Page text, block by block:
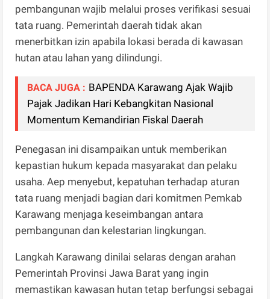
pembangunan wajib melalui proses verifikasi sesuai
tata ruang. Pemerintah daerah tidak akan
menerbitkan izin apabila lokasi berada di kawasan
hutan atau lahan yang dilindungi.
BACA JUGA : BAPENDA Karawang Ajak Wajib
Pajak Jadikan Hari Kebangkitan Nasional
Momentum Kemandirian Fiskal Daerah
Penegasan ini disampaikan untuk memberikan
kepastian hukum kepada masyarakat dan pelaku
usaha. Aep menyebut, kepatuhan terhadap aturan
tata ruang menjadi bagian dari komitmen Pemkab
Karawang menjaga keseimbangan antara
pembangunan dan kelestarian lingkungan.
Langkah Karawang dinilai selaras dengan arahan
Pemerintah Provinsi Jawa Barat yang ingin
memastikan kawasan hutan tetap berfungsi sebagai